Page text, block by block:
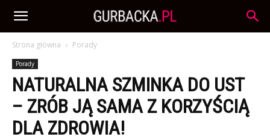
Strona główna Porady
Porady
NATURALNA SZMINKA DO UST
– ZRÓB JĄ SAMA Z KORZYŚCIĄ
DLA ZDROWIA!